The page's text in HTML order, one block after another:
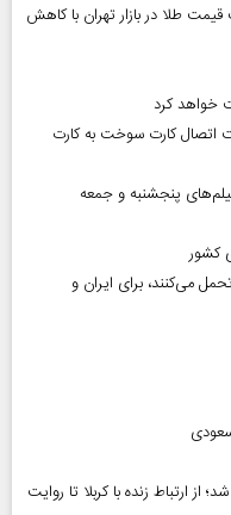
سکه امروز ۱۱ مرداد ۱۴۰۵ | افت قیمت طلا در بازار تهران با کاهش
خواهد کرد
اتصال کارت سوخت به کارت
پنجشنبه و جمعه
می‌کنند، برای ایران و
از ارتباط زنده با کربلا تا روایت